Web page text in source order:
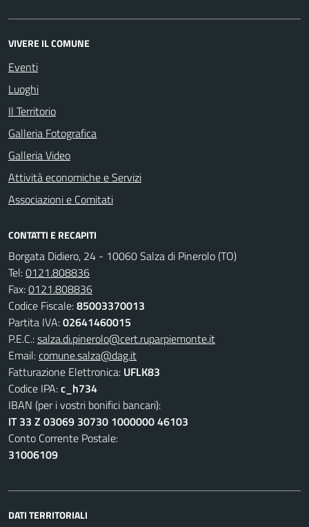
VIVERE IL COMUNE
Eventi
Luoghi
Il Territorio
Galleria Fotografica
Galleria Video
Attività economiche e Servizi
Associazioni e Comitati
CONTATTI E RECAPITI
Borgata Didiero, 24 - 10060 Salza di Pinerolo (TO)
Tel:0121.808836
Fax:0121.808836
Codice Fiscale:85003370013
Partita IVA:02641460015
P.E.C.:salza.di.pinerolo@cert.ruparpiemonte.it
Email:comune.salza@dag.it
Fatturazione Elettronica: UFLK83
Codice IPA:c_h734
IBAN (per i vostri bonifici bancari):
IT 33 Z 03069 30730 1000000 46103
Conto Corrente Postale:
31006109
DATI TERRITORIALI